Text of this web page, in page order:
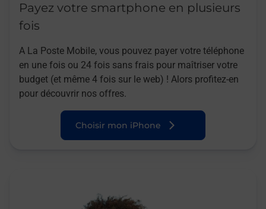
Payez votre smartphone en plusieurs
fois
A La Poste Mobile, vous pouvez payer votre téléphone
en une fois ou 24 fois sans frais pour maîtriser votre
budget (et même 4 fois sur le web) ! Alors profitez-en
pour découvrir nos offres.
Choisir mon iPhone